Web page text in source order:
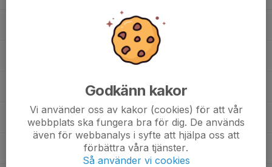
Harry Axtelius
Kalle Maggegård
Lias Arvidsson
Godkänn kakor
Vi använder oss av kakor (cookies) för att vår
webbplats ska fungera bra för dig. De används
även för webbanalys i syfte att hjälpa oss att
förbättra våra tjänster.
Så använder vi cookies